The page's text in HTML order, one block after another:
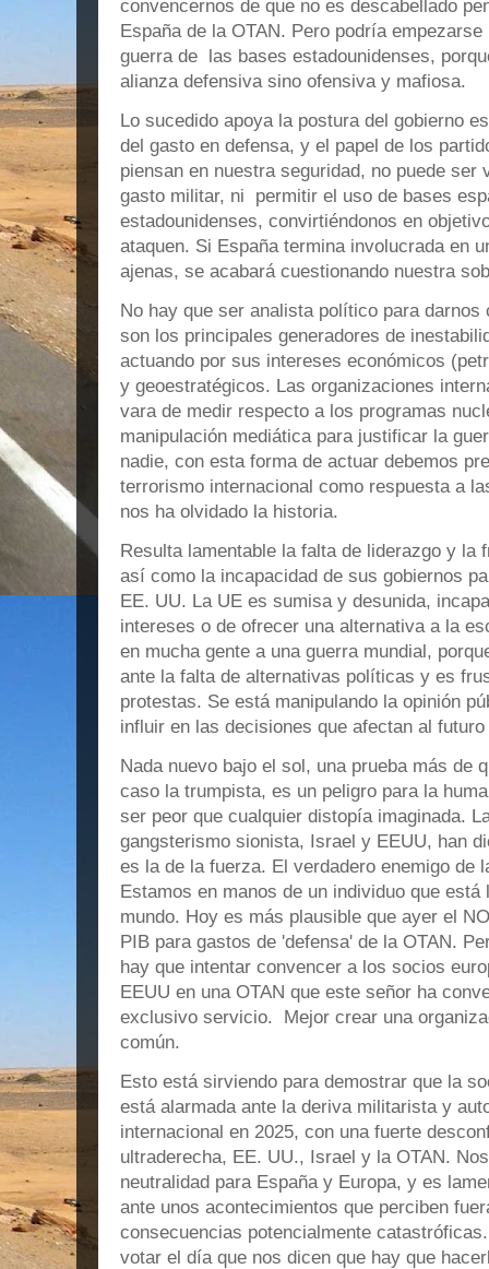
convencernos de que no es descabellado
España de la OTAN. Pero podría
guerra de las bases estadounidenses,
alianza defensiva sino ofensiva y mafiosa.
Lo sucedido apoya la postura del gobierno
del gasto en defensa, y el papel de los
piensan en nuestra seguridad, no puede ser
gasto militar, ni permitir el uso de bases
estadounidenses, convirtiéndonos en
ataquen. Si España termina involucrada en
ajenas, se acabará cuestionando nuestra
No hay que ser analista político para
son los principales generadores de
actuando por sus intereses económicos
y geoestratégicos. Las organizaciones
vara de medir respecto a los programas
manipulación mediática para justificar la
nadie, con esta forma de actuar debemos
terrorismo internacional como respuesta a
nos ha olvidado la historia.
Resulta lamentable la falta de liderazgo y la
así como la incapacidad de sus gobiernos
EE. UU. La UE es sumisa y desunida,
intereses o de ofrecer una alternativa a la
en mucha gente a una guerra mundial,
ante la falta de alternativas políticas y es
protestas. Se está manipulando la opinión
influir en las decisiones que afectan al
Nada nuevo bajo el sol, una prueba más de
caso la trumpista, es un peligro para la
ser peor que cualquier distopía imaginada.
gangsterismo sionista, Israel y EEUU, han
es la de la fuerza. El verdadero enemigo de
Estamos en manos de un individuo que
mundo. Hoy es más plausible que ayer el
PIB para gastos de 'defensa' de la OTAN.
hay que intentar convencer a los socios
EEUU en una OTAN que este señor ha
exclusivo servicio. Mejor crear una
común.
Esto está sirviendo para demostrar que la
está alarmada ante la deriva militarista y
internacional en 2025, con una fuerte
ultraderecha, EE. UU., Israel y la OTAN.
neutralidad para España y Europa, y es
ante unos acontecimientos que perciben
consecuencias potencialmente
votar el día que nos dicen que hay que